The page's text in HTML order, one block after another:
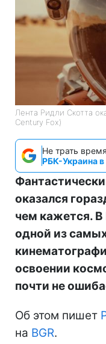
Лента Ридли Скотта
Century Fox)
Не трать
РБК-Украина
оказался
чем кажется. В
одной из
освоении
почти не
Об этом пишет
на BGR.